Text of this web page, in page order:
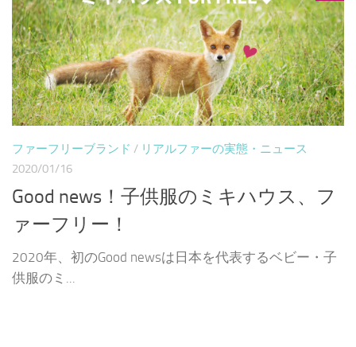
ファーフリーブランド / リアルファーの実態・ニュース
2020/01/16
Good news！子供服のミキハウス、フ
ァーフリー！
2020年、初のGood newsは日本を代表するベビー・子
供服のミ...